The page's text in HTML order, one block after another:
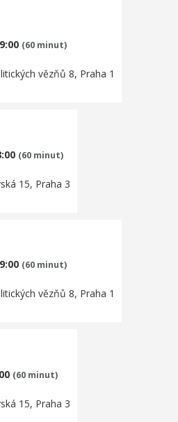
(60 minut)
vězňů 8, Praha 1
(60 minut)
15, Praha 3
(60 minut)
vězňů 8, Praha 1
(60 minut)
15, Praha 3